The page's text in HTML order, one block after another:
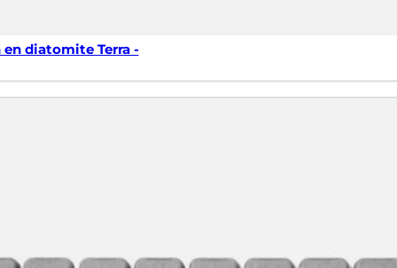
en diatomite Terra -